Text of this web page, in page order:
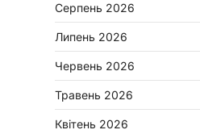
Серпень 2026
Липень 2026
Червень 2026
Травень 2026
Квітень 2026